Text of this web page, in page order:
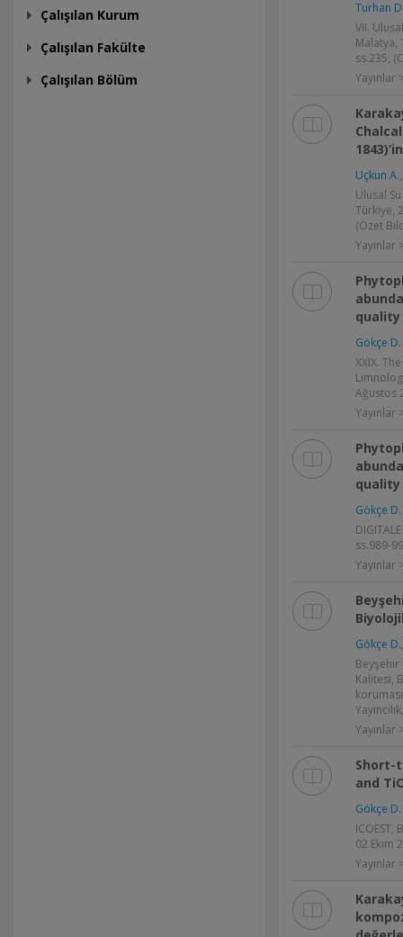
Çalışılan Kurum
Çalışılan Fakülte
Çalışılan Bölüm
Turhan
VII.
Malatya,
ss.235,
Yayınlar
Uçkun A.
Ulusal
Türkiye,
(Özet
Yayınlar
quality
Gökçe D.
XXIX.
Ağustos
Yayınlar
quality
Gökçe D.
ss.989-
Yayınlar
Gökçe D.
Kalitesi,
Yayınlar
Short-
and
Gökçe D.
ICOEST,
02 Ekim
Yayınlar